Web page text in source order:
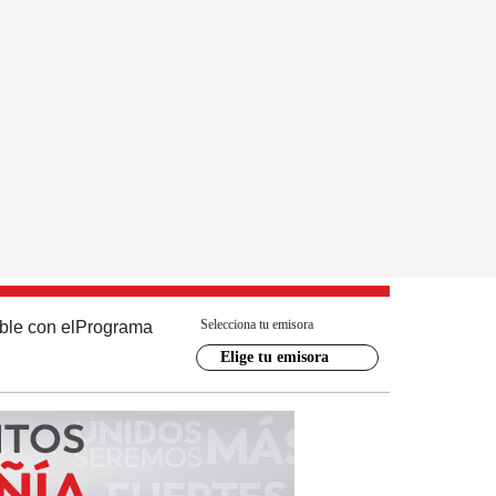
con el Programa Selecciona tu emisora
Elige tu emisora